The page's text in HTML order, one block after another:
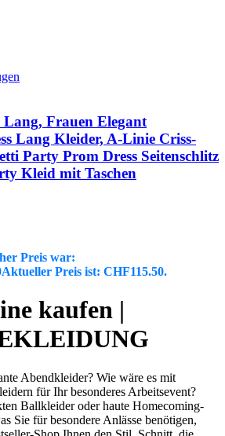
Frauen Elegant
Lang Kleider, A-Linie Criss-
Party Prom Dress Seitenschlitz
Kleid mit Taschen
Preis war:
Aktueller Preis ist: CHF115.50.
kaufen |
Abendkleider? Wie wäre es mit
für Ihr besonderes Arbeitsevent?
Ballkleider oder haute Homecoming-
Sie für besondere Anlässe benötigen,